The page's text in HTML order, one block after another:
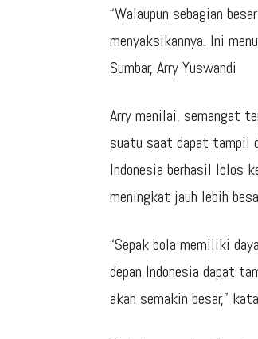
“Walaupun sebagian
menyaksikannya. Ini
Sumbar, Arry Yuswandi
Arry menilai, semangat
suatu saat dapat tampil
Indonesia berhasil lolos
meningkat jauh lebih
“Sepak bola memiliki
depan Indonesia dapat
akan semakin besar,”